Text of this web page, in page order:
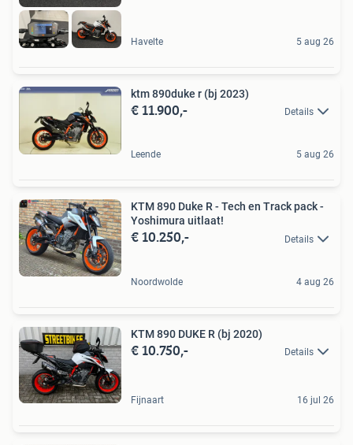
Havelte 5 aug 26
ktm 890duke r (bj 2023)
€ 11.900,- Details
Leende 5 aug 26
KTM 890 Duke R - Tech en Track pack -
Yoshimura uitlaat!
€ 10.250,- Details
Noordwolde 4 aug 26
KTM 890 DUKE R (bj 2020)
€ 10.750,- Details
Fijnaart 16 jul 26